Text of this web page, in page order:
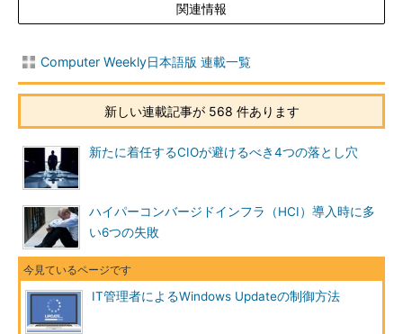
関連情報
Computer Weekly日本語版 連載一覧
新しい連載記事が 568 件あります
新たに着任するCIOが避けるべき4つの落とし穴
ハイパーコンバージドインフラ（HCI）導入時に多
い6つの失敗
IT管理者によるWindows Updateの制御方法